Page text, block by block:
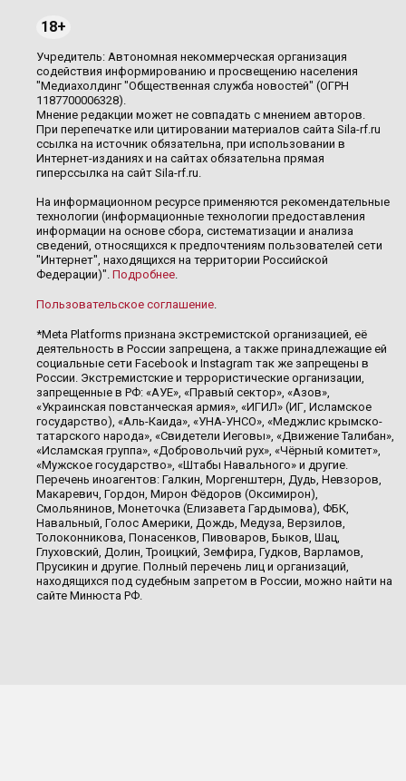
18+
Учредитель: Автономная некоммерческая организация
содействия информированию и просвещению населения
"Медиахолдинг "Общественная служба новостей" (ОГРН
1187700006328).
Мнение редакции может не совпадать с мнением авторов.
При перепечатке или цитировании материалов сайта Sila-rf.ru
ссылка на источник обязательна, при использовании в
Интернет-изданиях и на сайтах обязательна прямая
гиперссылка на сайт Sila-rf.ru.
На информационном ресурсе применяются рекомендательные
технологии (информационные технологии предоставления
информации на основе сбора, систематизации и анализа
сведений, относящихся к предпочтениям пользователей сети
"Интернет", находящихся на территории Российской
Федерации)". Подробнее.
Пользовательское соглашение.
*Meta Platforms признана экстремистской организацией, её
деятельность в России запрещена, а также принадлежащие ей
социальные сети Facebook и Instagram так же запрещены в
России. Экстремистские и террористические организации,
запрещенные в РФ: «АУЕ», «Правый сектор», «Азов»,
«Украинская повстанческая армия», «ИГИЛ» (ИГ, Исламское
государство), «Аль-Каида», «УНА-УНСО», «Меджлис крымско-
татарского народа», «Свидетели Иеговы», «Движение Талибан»,
«Исламская группа», «Добровольчий рух», «Чёрный комитет»,
«Мужское государство», «Штабы Навального» и другие.
Перечень иноагентов: Галкин, Моргенштерн, Дудь, Невзоров,
Макаревич, Гордон, Мирон Фёдоров (Оксимирон),
Смольянинов, Монеточка (Елизавета Гардымова), ФБК,
Навальный, Голос Америки, Дождь, Медуза, Верзилов,
Толоконникова, Понасенков, Пивоваров, Быков, Шац,
Глуховский, Долин, Троицкий, Земфира, Гудков, Варламов,
Прусикин и другие. Полный перечень лиц и организаций,
находящихся под судебным запретом в России, можно найти на
сайте Минюста РФ.